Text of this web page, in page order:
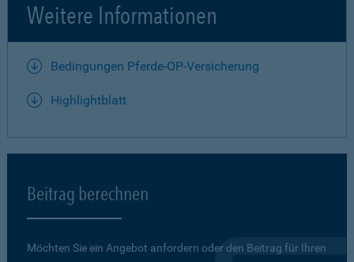
Weitere Informationen
Bedingungen Pferde-OP-Versicherung
Highlightblatt
Beitrag berechnen
Möchten Sie ein Angebot anfordern oder den Beitrag für Ihren